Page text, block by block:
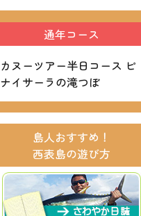
通年コース
カヌーツアー半日コース ピ
ナイサーラの滝つぼ
島人おすすめ！
西表島の遊び方